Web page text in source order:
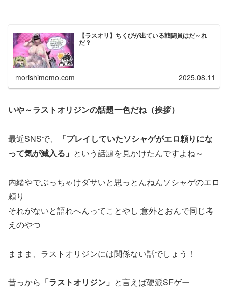
【ラスオリ】ちくびが出ている戦闘員はだ～れ
だ？
morishimemo.com 2025.08.11
いや～ラストオリジンの話題一色だね（挨拶）
最近SNSで、
「プレイしていたソシャゲがエロ頼りにな
って気が滅入る」 という話題を見かけたんですよね～
内緒やでぶっちゃけダサいと思っとんねんソシャゲのエロ
頼り
それがないと語れへんってことやし 意外とおんで同じ考
えのやつ
ままま、ラストオリジンには関係ない話でしょう！
昔っから 「ラストオリジン」 と言えば硬派SFゲー